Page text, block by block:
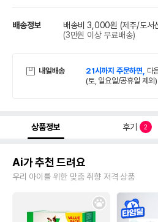
배송정보 배송비 3,000원 (제주/도서
(3만원 이상 무료배송)
내일배송 21시까지 주문하면, 다
(토, 일요일/공휴일 제외)
상품정보 후기 2
Ai가 추천 드려요
우리 아이를 위한 맞춤 취향 저격 상품